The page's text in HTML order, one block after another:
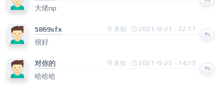
大佬np
5869sfx 未知 2021-8-21 · 22:17
很好
对你的 未知 2021-9-25 · 14:19
哈哈哈